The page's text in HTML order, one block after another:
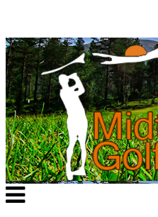
Veksle
navigasjon